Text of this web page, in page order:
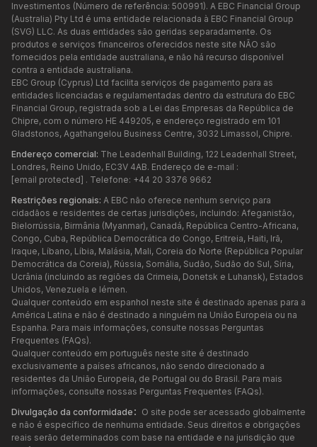
Investimentos (Número de referência: 500991). A EBC Financial Group
(Australia) Pty Ltd é uma entidade relacionada à EBC Financial Group
(SVG) LLC. As duas entidades são geridas separadamente. Os
produtos e serviços financeiros oferecidos neste site NÃO são
fornecidos pela entidade australiana, e não há recurso disponível
contra a entidade australiana.
EBC Group (Cyprus) Ltd facilita serviços de pagamento para as
entidades licenciadas e regulamentadas dentro da estrutura do EBC
Financial Group, registrada sob a Lei das Empresas da República de
Chipre, com o número HE 449205, e endereço registrado em 101
Gladstonos, Agathangelou Business Centre, 3032 Limassol, Chipre.
Endereço comercial: The Leadenhall Building, 122 Leadenhall Street,
Londres, Reino Unido, EC3V 4AB. Endereço de e-mail :
[email protected] . Telefone: +44 20 3376 9662
Restrições regionais: A EBC não oferece nenhum serviço para
cidadãos e residentes de certas jurisdições, incluindo: Afeganistão,
Bielorrússia, Birmânia (Myanmar), Canadá, República Centro-Africana,
Congo, Cuba, República Democrática do Congo, Eritreia, Haiti, Irã,
Iraque, Líbano, Líbia, Malásia, Mali, Coreia do Norte (República Popular
Democrática da Coreia), Rússia, Somália, Sudão, Sudão do Sul, Síria,
Ucrânia (incluindo as regiões da Crimeia, Donetsk e Luhansk), Estados
Unidos, Venezuela e Iémen.
Qualquer conteúdo em espanhol neste site é destinado apenas para a
América Latina e não é destinado a ninguém na União Europeia ou na
Espanha. Para mais informações, consulte nossas Perguntas
Frequentes (FAQs).
Qualquer conteúdo em português neste site é destinado
exclusivamente a países africanos, não sendo direcionado a
residentes da União Europeia, de Portugal ou do Brasil. Para mais
informações, consulte nossas Perguntas Frequentes (FAQs).
Divulgação da conformidade： O site pode ser acessado globalmente
e não é específico de nenhuma entidade. Seus direitos e obrigações
reais serão determinados com base na entidade e na jurisdição que